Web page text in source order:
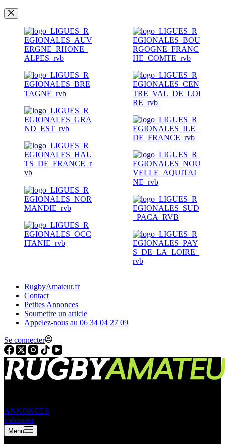
RugbyAmateur.fr
Contact
Petites Annonces
Soumettre un article
Appelez-nous au 06 34 04 27 09
Se connecter
ANNONCES
s'abonner
Menu